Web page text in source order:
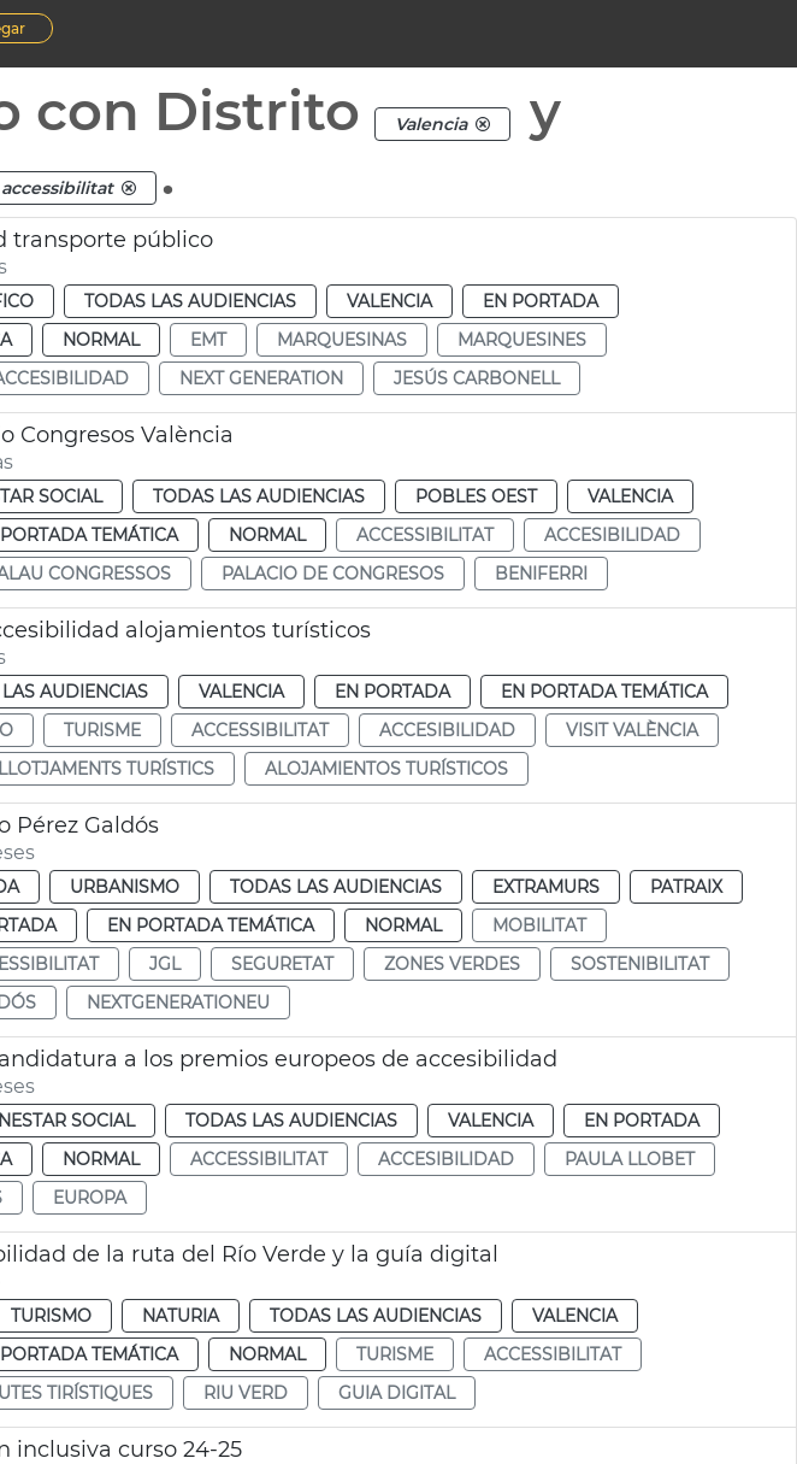
con Distrito Valencia
y
accessibilitat .
transporte público
TODAS LAS AUDIENCIAS VALENCIA
EN PORTADA
NORMAL EMT MARQUESINAS
MARQUESINES
NEXT GENERATION JESÚS CARBONELL
Congresos València
SOCIAL TODAS LAS AUDIENCIAS POBLES OEST
VALENCIA
TEMÁTICA NORMAL ACCESSIBILITAT
ACCESIBILIDAD
CONGRESSOS PALACIO DE CONGRESOS BENIFERRI
alojamientos turísticos
AUDIENCIAS VALENCIA EN PORTADA
EN PORTADA TEMÁTICA
TURISME ACCESSIBILITAT ACCESIBILIDAD
VISIT VALÈNCIA
TURÍSTICS ALOJAMIENTOS TURÍSTICOS
Pérez Galdós
URBANISMO TODAS LAS AUDIENCIAS EXTRAMURS
PATRAIX
EN PORTADA TEMÁTICA NORMAL
MOBILITAT
JGL SEGURETAT ZONES VERDES
SOSTENIBILITAT
NEXTGENERATIONEU
a los premios europeos de accesibilidad
SOCIAL TODAS LAS AUDIENCIAS VALENCIA
EN PORTADA
NORMAL ACCESSIBILITAT ACCESIBILIDAD
PAULA LLOBET
EUROPA
de la ruta del Río Verde y la guía digital
TURISMO NATURIA TODAS LAS AUDIENCIAS
VALENCIA
TEMÁTICA NORMAL TURISME
ACCESSIBILITAT
TIRÍSTIQUES RIU VERD GUIA DIGITAL
inclusiva curso 24-25